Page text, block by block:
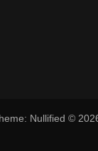
Nullified ©